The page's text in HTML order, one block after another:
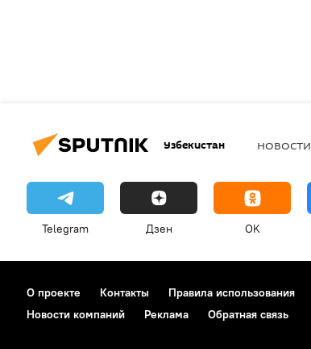
Узбекистан НОВОСТИ
Telegram Дзен OK
О проекте Контакты Правила использования
Новости компаний
Реклама Обратная связь